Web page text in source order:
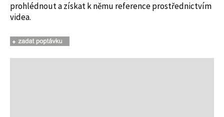
prohlédnout a získat k němu reference prostřednictvím
videa.